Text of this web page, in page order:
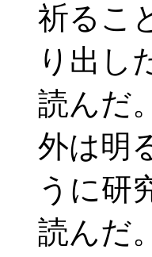
祈るこ
り出し
読んだ
外は明
うに研
読んだ